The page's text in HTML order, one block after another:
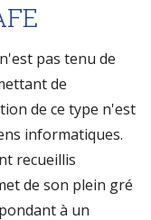
pas tenu de
de
de ce type n'est
informatiques.
recueillis
de son plein gré
à un